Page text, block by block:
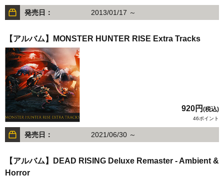
発売日： 2013/01/17 ～
【アルバム】MONSTER HUNTER RISE Extra Tracks
920円 (税込)
46ポイント
発売日： 2021/06/30 ～
【アルバム】DEAD RISING Deluxe Remaster - Ambient &
Horror